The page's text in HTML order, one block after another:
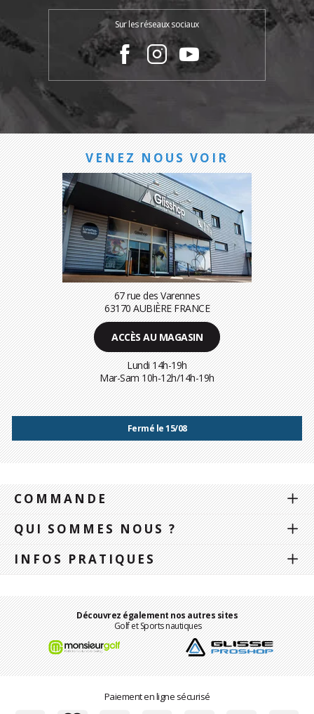
Sur les réseaux sociaux
VENEZ NOUS VOIR
67 rue des Varennes
63170 AUBIÈRE FRANCE
ACCÈS AU MAGASIN
Lundi 14h-19h
Mar-Sam 10h-12h/14h-19h
Fermé le 15/08
COMMANDE
QUI SOMMES NOUS ?
INFOS PRATIQUES
Découvrez également nos autres sites
Golf et Sports nautiques
Paiement en ligne sécurisé